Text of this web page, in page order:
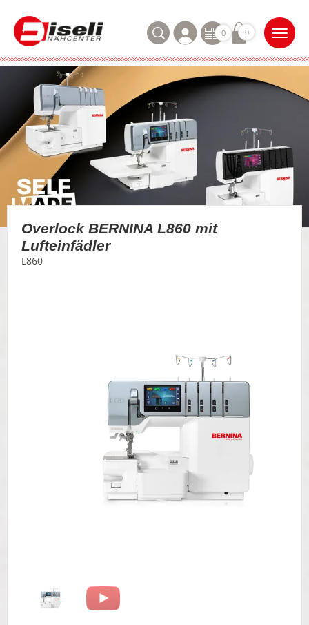
0 0
Overlock BERNINA L860 mit
Lufteinfädler
L860
Mit dem Laden des Videos akzeptieren
Sie die Datenschutzerklärung von
YouTube.
Mehr erfahren
Video laden
YouTube immer entsperren